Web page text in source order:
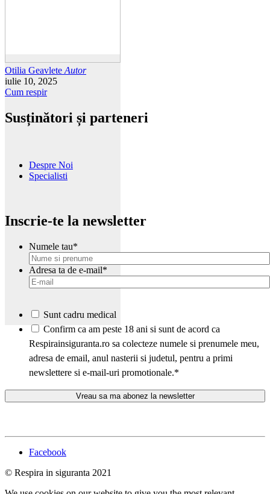
Otilia Geavlete Autor
iulie 10, 2025
Cum respir
Susținători și parteneri
Despre Noi
Specialisti
Inscrie-te la newsletter
Numele tau*
Adresa ta de e-mail*
Sunt cadru medical
*
Confirm ca am peste 18 ani si sunt de acord ca
Respirainsiguranta.ro sa colecteze numele si prenumele meu,
adresa de email, anul nasterii si judetul, pentru a primi
newslettere si e-mail-uri promotionale.*
Facebook
© Respira in siguranta 2021